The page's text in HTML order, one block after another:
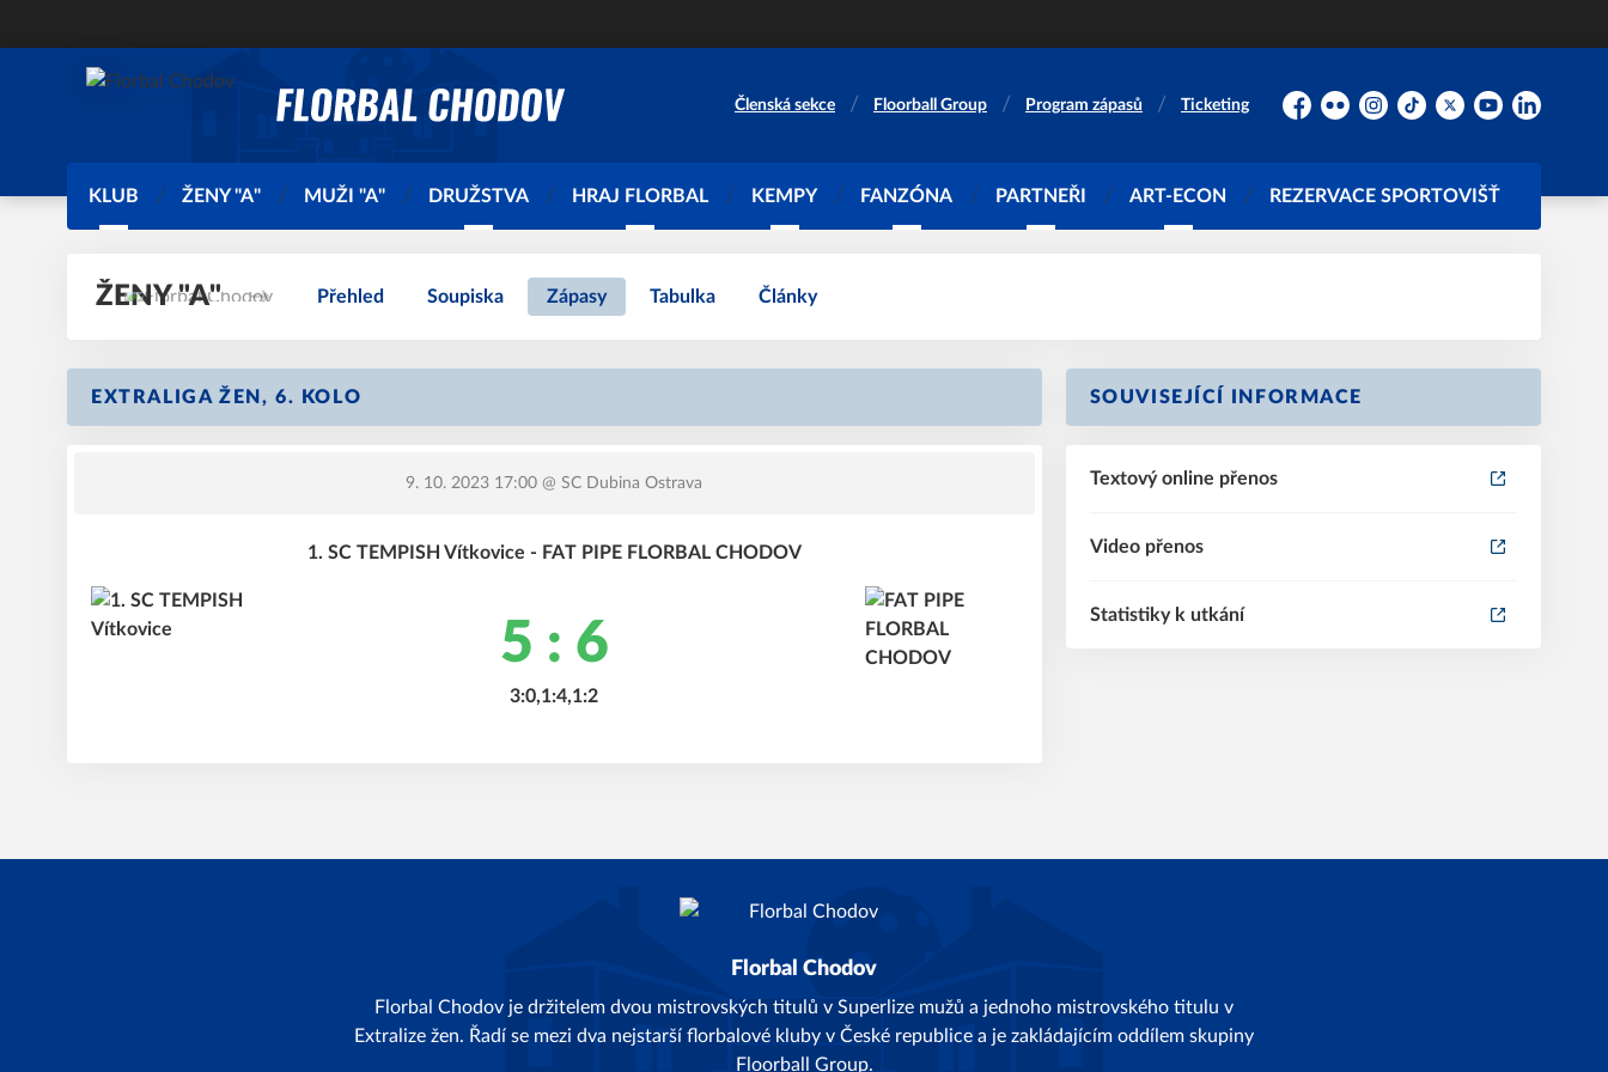
Členská sekce Floorball Group Program zápasů Ticketing
Facebook
FlickrInstagram
TikTokPlatform X
YouTubeLinkedIn
KLUB ŽENY "A" MUŽI "A" DRUŽSTVA HRAJ FLORBAL KEMPY FANZÓNA PARTNEŘI ART-ECON REZERVACE SPORTOVIŠŤ
ŽENY "A" Přehled Soupiska Zápasy Tabulka Články
EXTRALIGA ŽEN, 6. KOLO
9. 10. 2023 17:00 @ SC Dubina Ostrava
1. SC TEMPISH Vítkovice - FAT PIPE FLORBAL CHODOV
5 : 6
3:0,1:4,1:2
SOUVISEJÍCÍ INFORMACE
Textový online přenos
Video přenos
Statistiky k utkání
Florbal Chodov
Florbal Chodov je držitelem dvou mistrovských titulů v Superlize mužů a jednoho mistrovského titulu v
Extralize žen. Řadí se mezi dva nejstarší florbalové kluby v České republice a je zakládajícím oddílem skupiny
Floorball Group.